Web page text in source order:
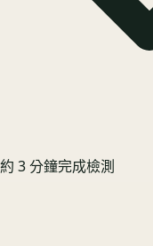
約 3 分鐘完成檢測